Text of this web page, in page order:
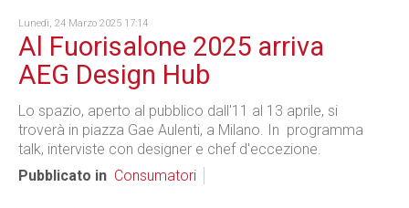
Lunedì, 24 Marzo 2025 17:14
Al Fuorisalone 2025 arriva
AEG Design Hub
Lo spazio, aperto al pubblico dall'11 al 13 aprile, si
troverà in piazza Gae Aulenti, a Milano. In programma
talk, interviste con designer e chef d'eccezione.
Pubblicato in Consumatori